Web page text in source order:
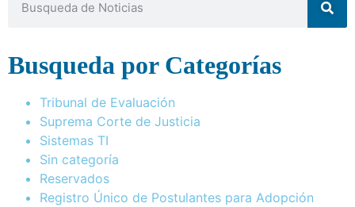
Busqueda por Categorías
Tribunal de Evaluación
Suprema Corte de Justicia
Sistemas TI
Sin categoría
Reservados
Registro Único de Postulantes para Adopción